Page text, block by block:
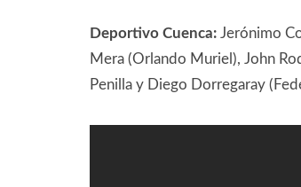
Deportivo Cuenca:Jerónimo
Mera (Orlando Muriel), John
Penilla y Diego Dorregaray